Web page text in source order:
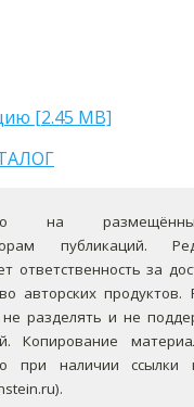
[2.45 MB]
на
публикаций.
ответственность за
авторских
разделять и не
Копирование
при наличии